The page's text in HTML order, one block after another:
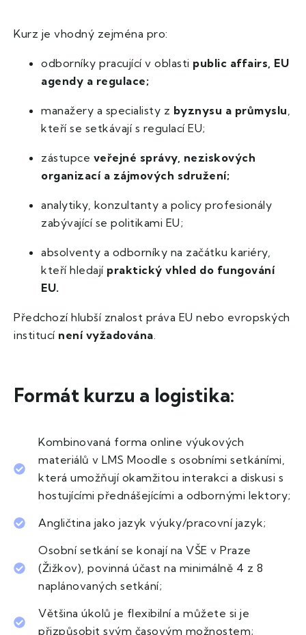
Kurz je vhodný zejména pro:
odborníky pracující v oblasti public affairs, EU
agendy a regulace;
manažery a specialisty z byznysu a průmyslu,
kteří se setkávají s regulací EU;
zástupce veřejné správy, neziskových
organizací a zájmových sdružení;
analytiky, konzultanty a policy profesionály
zabývající se politikami EU;
absolventy a odborníky na začátku kariéry,
kteří hledají praktický vhled do fungování
EU.
Předchozí hlubší znalost práva EU nebo evropských
institucí není vyžadována.
Formát kurzu a logistika:
Kombinovaná forma online výukových
materiálů v LMS Moodle s osobními setkáními,
která umožňují okamžitou interakci a diskusi s
hostujícími přednášejícími a odbornými lektory;
Angličtina jako jazyk výuky/pracovní jazyk;
Osobní setkání se konají na VŠE v Praze
(Žižkov), povinná účast na minimálně 4 z 8
naplánovaných setkání;​
Většina úkolů je flexibilní a můžete si je
přizpůsobit svým časovým možnostem;